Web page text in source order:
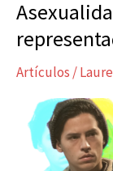
Artículos /
Asexualidad,
¿Invisible
mal
representada?